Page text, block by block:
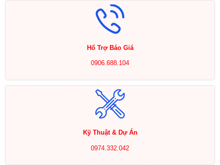
Hổ Trợ Báo Giá
0906.688.104
Kỹ Thuật & Dự Án
0974.332.042